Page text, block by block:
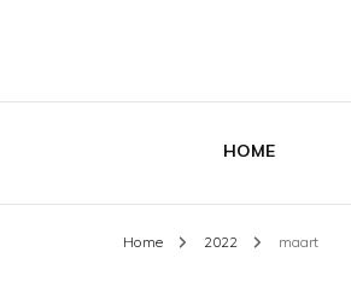
HOME
Home 2022 maart